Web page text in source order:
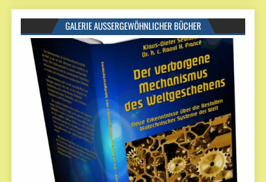
GALERIE AUSSERGEWÖHNLICHER BÜCHER